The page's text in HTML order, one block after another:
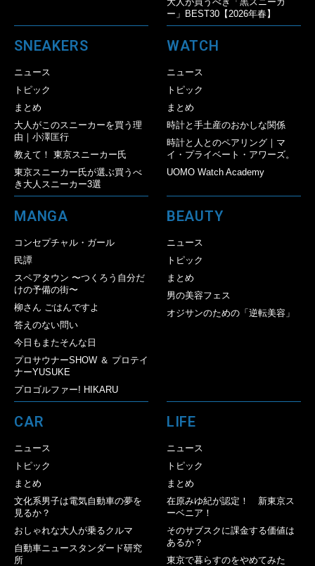
ー」BEST30【2026年春】
SNEAKERS
ニュース
トピック
まとめ
大人がこのスニーカーを買う理
由｜小澤匡行
教えて！ 東京スニーカー氏
東京スニーカー氏が選ぶ買うべ
き大人スニーカー3選
WATCH
ニュース
トピック
まとめ
時計と手土産のおかしな関係
時計と人とのペアリング｜マ
イ・プライベート・アワーズ。
UOMO Watch Academy
MANGA
コンセプチャル・ガール
民譚
スペアタウン 〜つくろう自分だ
けの予備の街〜
柳さん ごはんですよ
答えのない問い
今日もまたそんな日
プロサウナーSHOW ＆ プロテイ
ナーYUSUKE
プロゴルファー! HIKARU
BEAUTY
ニュース
トピック
まとめ
男の美容フェス
オジサンのための「逆転美容」
CAR
ニュース
トピック
まとめ
文化系男子は電気自動車の夢を
見るか？
おしゃれな大人が乗るクルマ
自動車ニュースタンダード研究
所
LIFE
ニュース
トピック
まとめ
在原みゆ紀が認定！ 新東京ス
ーベニア！
そのサブスクに課金する価値は
あるか？
東京で暮らすのをやめてみた